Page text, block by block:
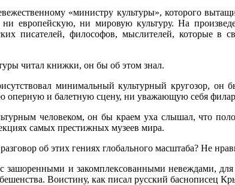
«министру культуры», которого
ни европейскую, ни мировую культуру. На
писателей, философов, мыслителей, которые
читал книжки, он бы об этом знал.
минимальный культурный кругозор,
оперную и балетную сцену, ни уважающую себя
человеком, он бы краем уха слышал, что
самых престижных музеев мира.
об этих гениях глобального масштаба? Не
и закомплексованными невеждами,
Воистину, как писал русский баснописец